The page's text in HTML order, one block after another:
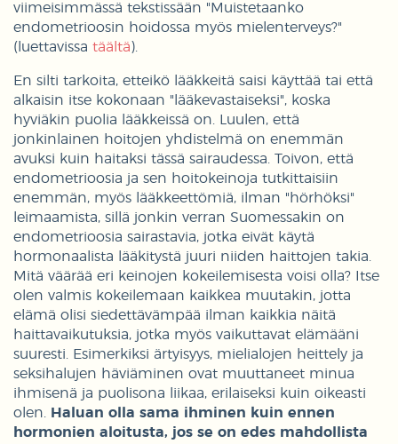
viimeisimmässä tekstissään "Muistetaanko
endometrioosin hoidossa myös mielenterveys?"
(luettavissa täältä).
En silti tarkoita, etteikö lääkkeitä saisi käyttää tai että
alkaisin itse kokonaan "lääkevastaiseksi", koska
hyviäkin puolia lääkkeissä on. Luulen, että
jonkinlainen hoitojen yhdistelmä on enemmän
avuksi kuin haitaksi tässä sairaudessa. Toivon, että
endometrioosia ja sen hoitokeinoja tutkittaisiin
enemmän, myös lääkkeettömiä, ilman "hörhöksi"
leimaamista, sillä jonkin verran Suomessakin on
endometrioosia sairastavia, jotka eivät käytä
hormonaalista lääkitystä juuri niiden haittojen takia.
Mitä väärää eri keinojen kokeilemisesta voisi olla? Itse
olen valmis kokeilemaan kaikkea muutakin, jotta
elämä olisi siedettävämpää ilman kaikkia näitä
haittavaikutuksia, jotka myös vaikuttavat elämääni
suuresti. Esimerkiksi ärtyisyys, mielialojen heittely ja
seksihalujen häviäminen ovat muuttaneet minua
ihmisenä ja puolisona liikaa, erilaiseksi kuin oikeasti
olen.
Haluan olla sama ihminen kuin ennen
hormonien aloitusta, jos se on edes mahdollista